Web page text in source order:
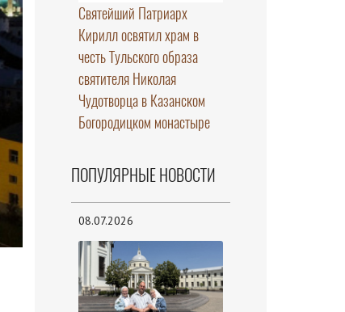
Святейший Патриарх
Кирилл освятил храм в
честь Тульского образа
святителя Николая
Чудотворца в Казанском
Богородицком монастыре
ПОПУЛЯРНЫЕ НОВОСТИ
08.07.2026